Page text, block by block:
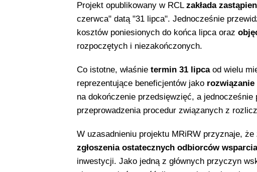
Projekt opublikowany w RCL zakłada
czerwca" datą "31 lipca". Jednocześnie
kosztów poniesionych do końca lipca oraz
rozpoczętych i niezakończonych.
Co istotne, właśnie termin 31 lipcaod wielu
reprezentujące beneficjentów jako
na dokończenie przedsięwzięć, a
przeprowadzenia procedur związanych z
W uzasadnieniu projektu MRiRW przyznaje, że
zgłoszenia ostatecznych odbiorców wsparcia
inwestycji. Jako jedną z głównych przyczyn